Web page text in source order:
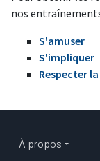
nos
S'amuser
S'impliquer
Respecter
À propos